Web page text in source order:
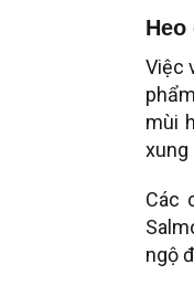
Việc
mùi
xung
Các
ngộ